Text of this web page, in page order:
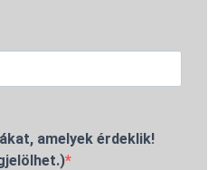
amelyek érdeklik!